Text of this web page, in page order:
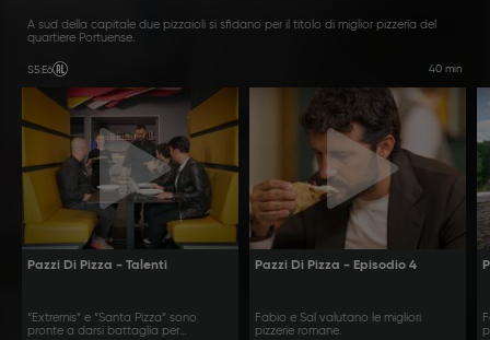
A sud della capitale due pizzaioli si sfidano per il titolo di miglior pizzeria del
quartiere Portuense.
S5:E6 40 min
Pazzi Di Pizza - Talenti
“Extremis” e “Santa Pizza” sono
pronte a darsi battaglia per
Pazzi Di Pizza - Episodio 4
Fabio e Sal valutano le migliori
pizzerie romane.